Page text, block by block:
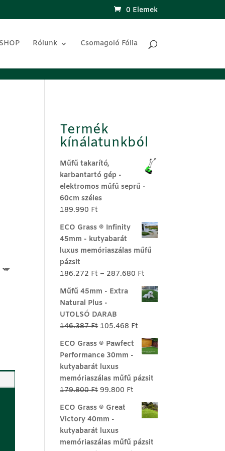
0 Elemek
Rólunk Csomagoló Fólia
Termék
kínálatunkból
Műfű takarító,
karbantartó gép -
elektromos műfű seprű -
60cm széles
189.990 Ft
ECO Grass ® Infinity
45mm - kutyabarát
luxus memóriaszálas műfű
pázsit
186.272 Ft – 287.680 Ft
186.272 Ft
-
Műfű 45mm - Extra
Natural Plus -
UTOLSÓ DARAB
146.387Ft Original
was:
146.387 Ft.
105.468 Ft
price
is:
ECO Grass ® Pawfect
Performance 30mm -
kutyabarát luxus
memóriaszálas műfű pázsit
179.800Ft Original
was:
179.800 Ft.
99.800 Ft
price
ECO Grass ® Great
Victory 40mm -
kutyabarát luxus
memóriaszálas műfű pázsit